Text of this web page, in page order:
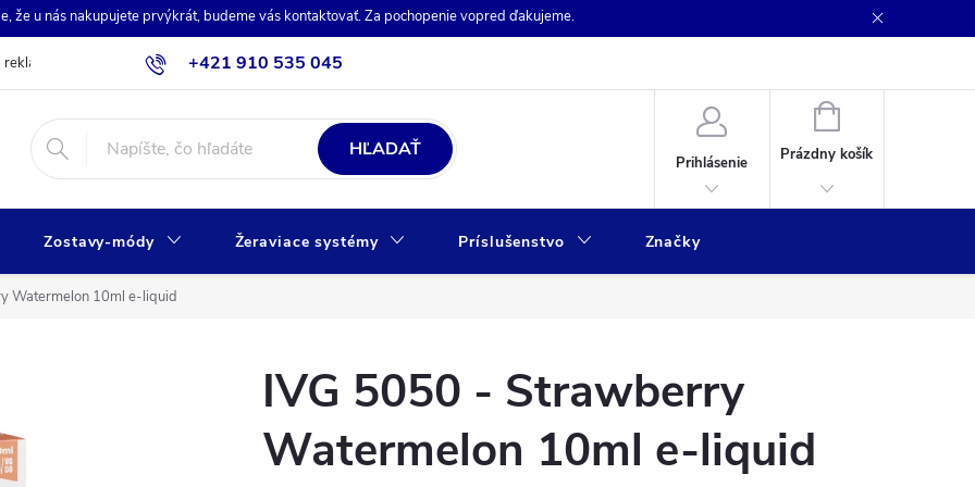
že u nás nakupujete prvýkrát, budeme vás kontaktovať. Za pochopenie vopred ďakujeme.
+421 910 535 045
Obchodné podmienky Ochrana osobných údajov
HĽADAŤ
Prihlásenie
NÁKUPNÝ
KOŠÍK
Prázdny košík
Zostavy-módy Žeraviace systémy Príslušenstvo Značky
Watermelon 10ml e-liquid
IVG 5050 - Strawberry
Watermelon 10ml e-liquid